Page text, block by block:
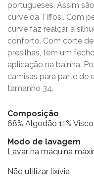
portugueses. Assim
curve da Tiffosi. Com
curve faz realçar a
conforto. Com corte
presilhas, tem um
aplicação na bainha.
camisas para parte de
tamanho 34.
Composição
68% Algodão 11%
Modo de lavagem
Lavar na máquina
Não utilizar lixívia